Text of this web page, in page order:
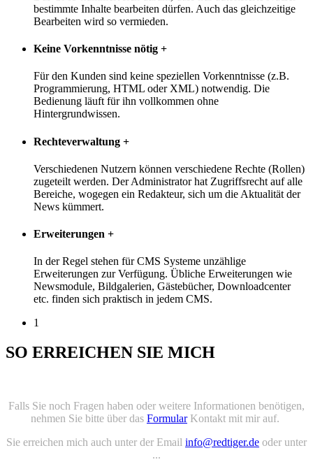
bestimmte Inhalte bearbeiten dürfen. Auch das gleichzeitige
Bearbeiten wird so vermieden.
Keine Vorkenntnisse nötig +
Für den Kunden sind keine speziellen Vorkenntnisse (z.B.
Programmierung, HTML oder XML) notwendig. Die
Bedienung läuft für ihn vollkommen ohne
Hintergrundwissen.
Rechteverwaltung +
Verschiedenen Nutzern können verschiedene Rechte (Rollen)
zugeteilt werden. Der Administrator hat Zugriffsrecht auf alle
Bereiche, wogegen ein Redakteur, sich um die Aktualität der
News kümmert.
Erweiterungen +
In der Regel stehen für CMS Systeme unzählige
Erweiterungen zur Verfügung. Übliche Erweiterungen wie
Newsmodule, Bildgalerien, Gästebücher, Downloadcenter
etc. finden sich praktisch in jedem CMS.
1
SO ERREICHEN SIE MICH
Falls Sie noch Fragen haben oder weitere Informationen benötigen,
nehmen Sie bitte über das FormularKontakt mit mir auf.
Sie erreichen mich auch unter der Email info@redtiger.de oder unter
...